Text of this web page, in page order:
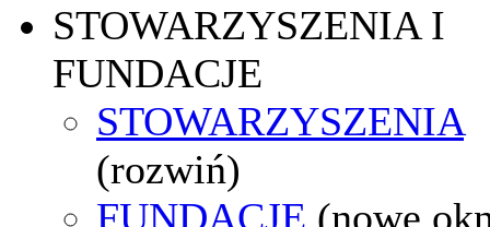
STOWARZYSZENIA I
FUNDACJE
STOWARZYSZENIA
(rozwiń)
FUNDACJE (nowe